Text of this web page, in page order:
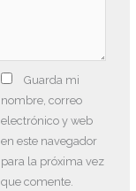
Guarda mi
nombre, correo
electrónico y web
en este navegador
para la próxima vez
que comente.